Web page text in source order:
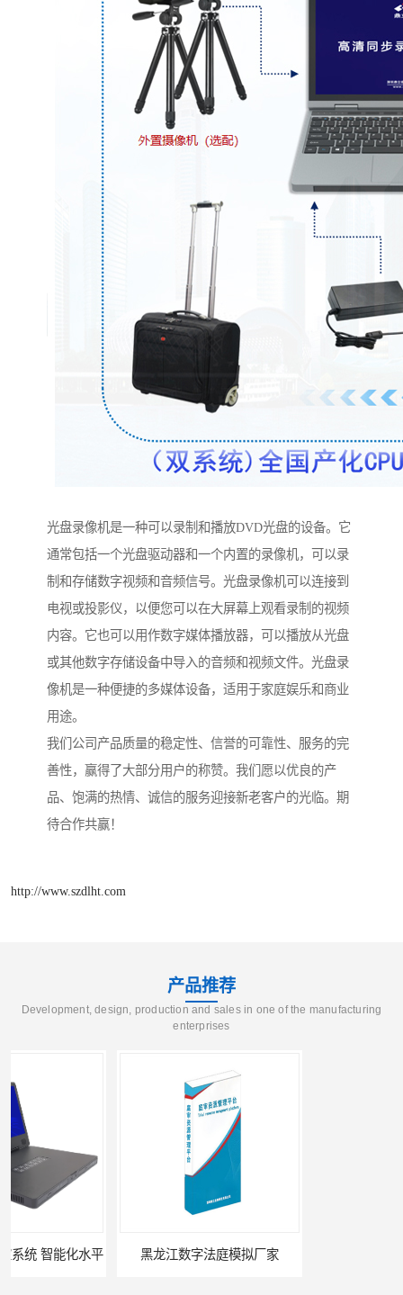
光盘录像机是一种可以录制和播放DVD光盘的设备。它
通常包括一个光盘驱动器和一个内置的录像机，可以录
制和存储数字视频和音频信号。光盘录像机可以连接到
电视或投影仪，以便您可以在大屏幕上观看录制的视频
内容。它也可以用作数字媒体播放器，可以播放从光盘
或其他数字存储设备中导入的音频和视频文件。光盘录
像机是一种便捷的多媒体设备，适用于家庭娱乐和商业
用途。
我们公司产品质量的稳定性、信誉的可靠性、服务的完
善性，赢得了大部分用户的称赞。我们愿以优良的产
品、饱满的热情、诚信的服务迎接新老客户的光临。期
待合作共赢！
http://www.szdlht.com
产品推荐
Development, design, production and sales in one of the manufacturing
enterprises
黑龙江数字法庭模拟厂家 六盘水模拟法庭厂家